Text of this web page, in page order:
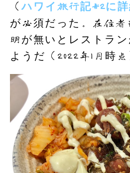
（ ハワイ旅行記#2に詳
が必須だった。在住
明が無いとレストラ
ようだ（2022年1月時点